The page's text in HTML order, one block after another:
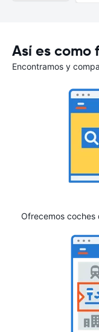
Así es como
Encontramos y
Ofrecemos coches